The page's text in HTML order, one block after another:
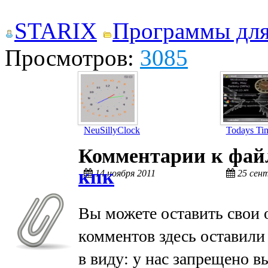
STARIX
Программы
Просмотров: 3085
NeuSillyClock
14 ноября 2011
Todays
25
Комментарии к
кпк
Вы можете оставить свои
комментов здесь
в виду: у нас запрещено